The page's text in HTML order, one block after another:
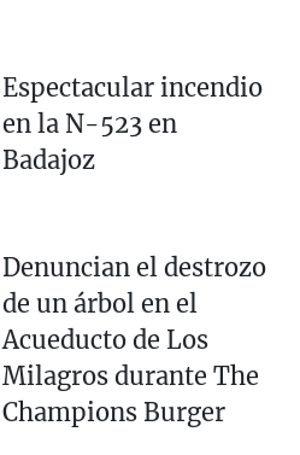
Espectacular incendio
en la N-523 en
Badajoz
Denuncian el destrozo
de un árbol en el
Acueducto de Los
Milagros durante The
Champions Burger